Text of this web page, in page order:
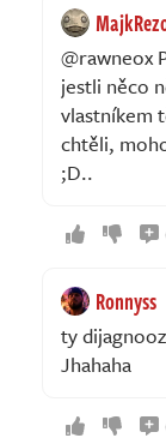
@rawneox
jestli něco
vlastníkem
chtěli,
;D..
Ronnyss
ty
Jhahaha